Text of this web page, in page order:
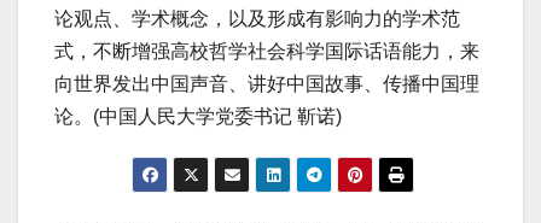
论观点、学术概念，以及形成有影响力的学术范
式，不断增强高校哲学社会科学国际话语能力，来
向世界发出中国声音、讲好中国故事、传播中国理
论。(中国人民大学党委书记 靳诺)